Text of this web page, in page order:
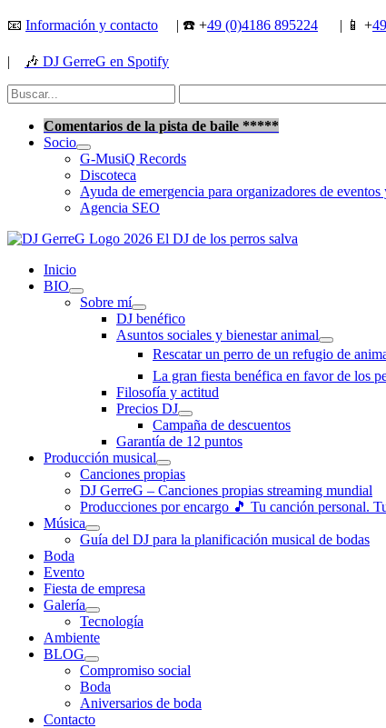
Ir
contenido
📧 Información y contacto | ☎️ +49 (0)4186 895224 | 📱 +
| 🎶 DJ GerreG en Spotify
Buscar
por:
Comentarios de la pista de baile *****
Socio
G-MusiQ Records
Discoteca
Ayuda de emergencia para organizadores de eventos
Agencia SEO
Inicio
BIO
Sobre mí
DJ benéfico
Asuntos sociales y bienestar animal
Rescatar un perro de un refugio de
La gran fiesta benéfica en favor de los
Filosofía y actitud
Precios DJ
Campaña de descuentos
Garantía de 12 puntos
Producción musical
Canciones propias
DJ GerreG – Canciones propias streaming mundial
Producciones por encargo 🎵 Tu canción personal.
Música
Guía del DJ para la planificación musical de bodas
Boda
Evento
Fiesta de empresa
Galería
Tecnología
Ambiente
BLOG
Compromiso social
Boda
Aniversarios de boda
Contacto